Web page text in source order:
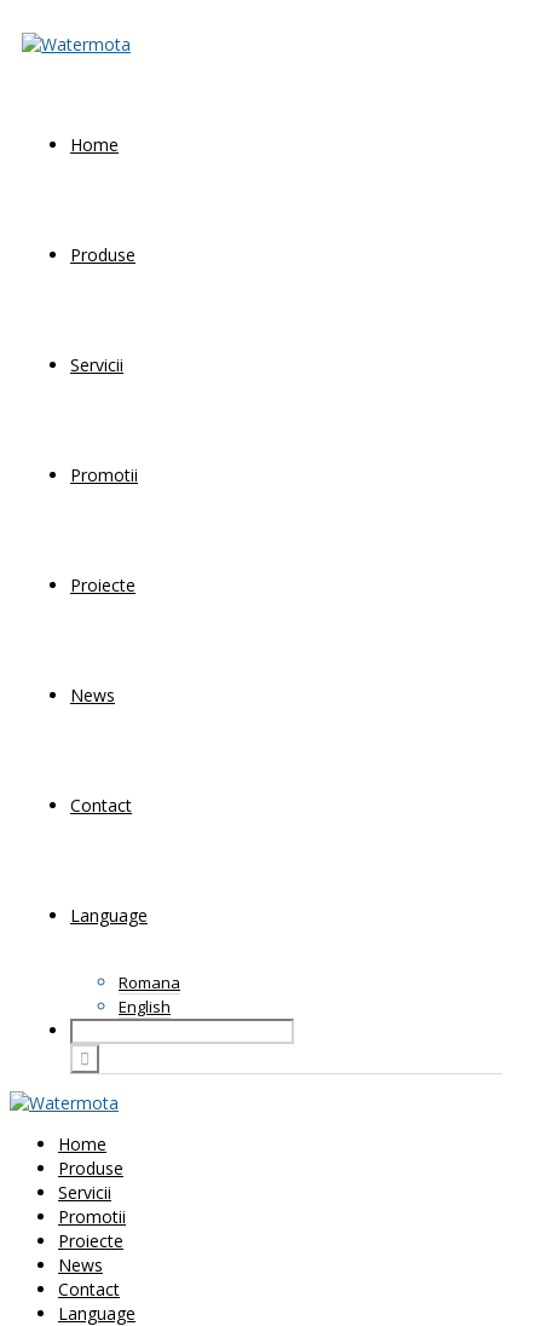
Home
Produse
Servicii
Promotii
Proiecte
News
Contact
Language
Romana
English
Home
Produse
Servicii
Promotii
Proiecte
News
Contact
Language